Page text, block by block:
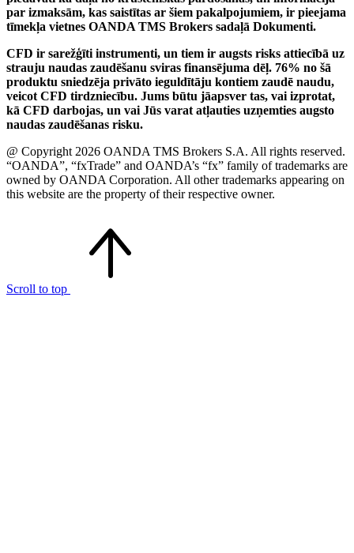
par izmaksām, kas saistītas ar šiem pakalpojumiem, ir pieejama
tīmekļa vietnes OANDA TMS Brokers sadaļā Dokumenti.
CFD ir sarežģīti instrumenti, un tiem ir augsts risks attiecībā uz
strauju naudas zaudēšanu sviras finansējuma dēļ. 76% no šā
produktu sniedzēja privāto ieguldītāju kontiem zaudē naudu,
veicot CFD tirdzniecību. Jums būtu jāapsver tas, vai izprotat,
kā CFD darbojas, un vai Jūs varat atļauties uzņemties augsto
naudas zaudēšanas risku.
@ Copyright 2026 OANDA TMS Brokers S.A. All rights reserved.
“OANDA”, “fxTrade” and OANDA’s “fx” family of trademarks are
owned by OANDA Corporation. All other trademarks appearing on
this website are the property of their respective owner.
Scroll to top